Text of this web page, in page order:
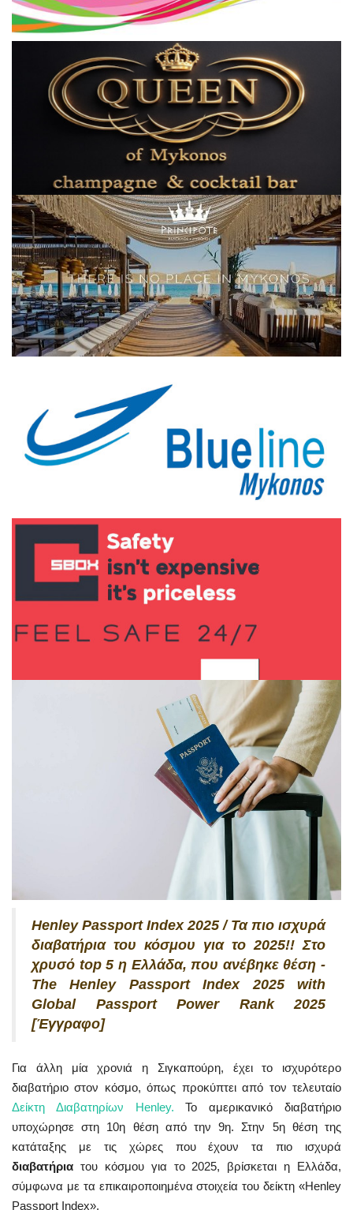
L’Art des Sens
Local Elections 2023
Elections 2023
Γλώσσα
Ελληνικά English
Henley Passport Index 2025 / Τα πιο ισχυρά
διαβατήρια του κόσμου για το 2025!! Στο
χρυσό top 5 η Ελλάδα, που ανέβηκε θέση -
The Henley Passport Index 2025 with
Global Passport Power Rank 2025
[Έγγραφο]
Για άλλη μία χρονιά η Σιγκαπούρη, έχει το ισχυρότερο
διαβατήριο στον κόσμο, όπως προκύπτει από τον τελευταίο
Δείκτη Διαβατηρίων Henley. Το αμερικανικό διαβατήριο
υποχώρησε στη 10η θέση από την 9η. Στην 5η θέση της
κατάταξης με τις χώρες που έχουν τα πιο ισχυρά
διαβατήρια του κόσμου για το 2025, βρίσκεται η Ελλάδα,
σύμφωνα με τα επικαιροποιημένα στοιχεία του δείκτη «Henley
Passport Index».